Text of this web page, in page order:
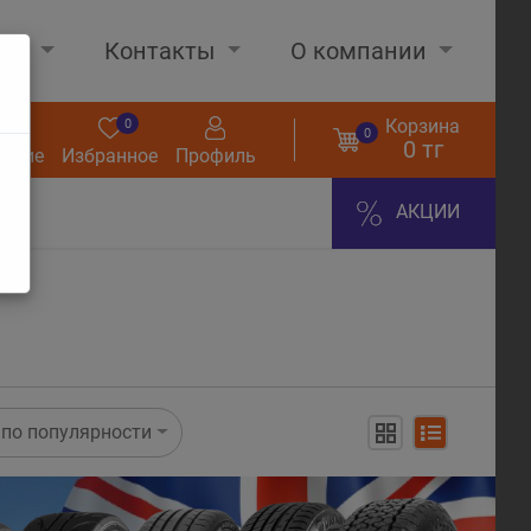
Контакты О компании
Избранное
0
Профиль
0 Корзина
0 тг
АКЦИИ
по популярности